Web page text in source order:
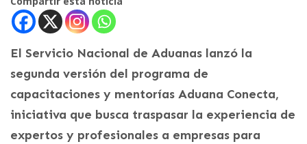
El Servicio Nacional de Aduanas lanzó la
segunda versión del programa de
capacitaciones y mentorías Aduana Conecta,
iniciativa que busca traspasar la experiencia de
expertos y profesionales a empresas para